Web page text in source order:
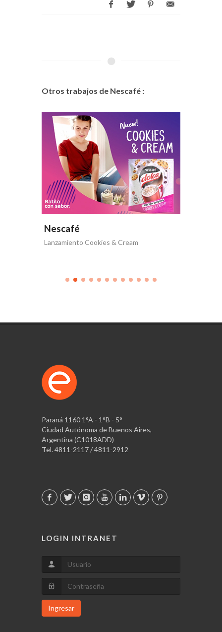
Otros trabajos de Nescafé :
Nescafé
Lanzamiento Cookies & Cream
Paraná 1160 1°A - 1°B - 5°
Ciudad Autónoma de Buenos Aires,
Argentina (C1018ADD)
Tel. 4811-2117 / 4811-2912
LOGIN INTRANET
Ingresar